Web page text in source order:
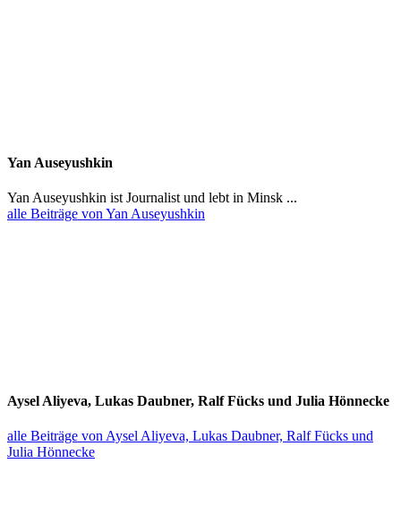
Yan Ausey­ushkin
Yan Ausey­ushkin ist Journalist und lebt in Minsk ...
alle Beiträge von Yan Auseyushkin
Aysel Aliyeva, Lukas Daubner, Ralf Fücks und Julia Hönnecke
alle Beiträge von Aysel Aliyeva, Lukas Daubner, Ralf Fücks und
Julia Hönnecke